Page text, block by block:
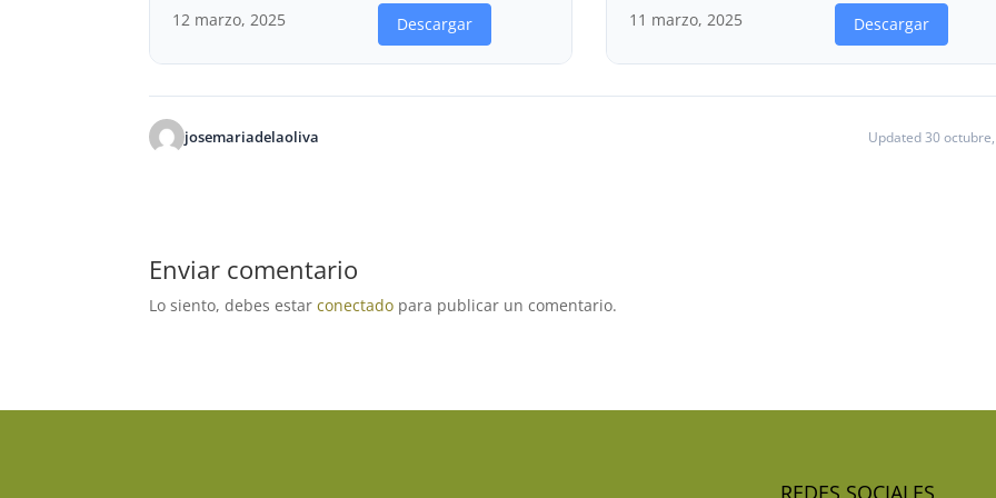
12 marzo, 2025 Descargar 11 marzo, 2025 Descargar
josemariadelaoliva Updated 30
Enviar comentario
Lo siento, debes estarconectado para publicar un comentario.
REDES SOCIALES